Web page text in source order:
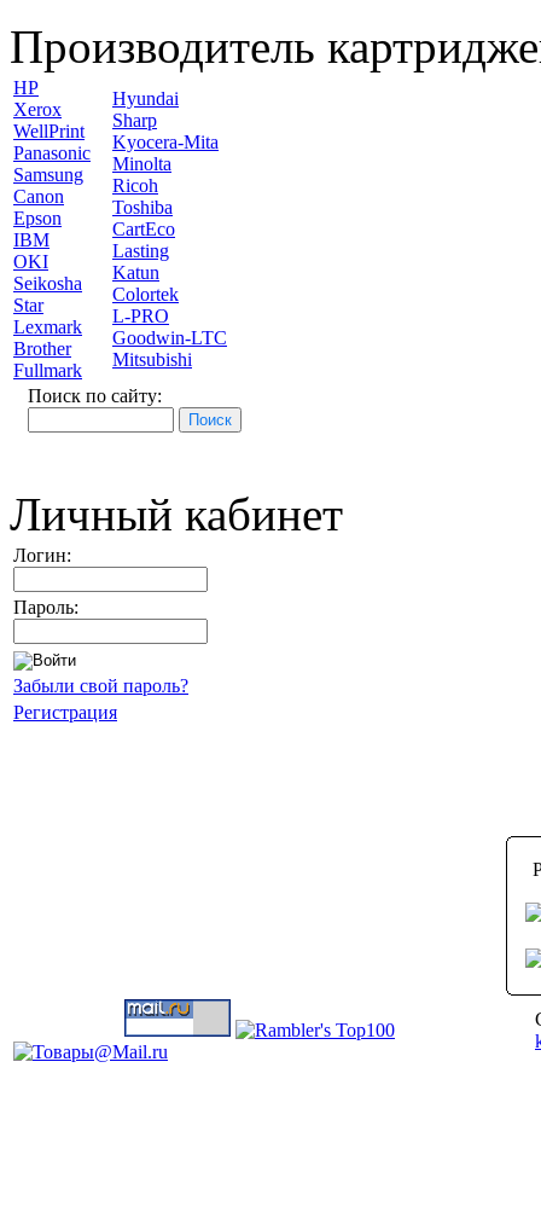
Производитель
HP
Xerox
WellPrint
Panasonic
Samsung
Canon
Epson
IBM
OKI
Seikosha
Star
Lexmark
Brother
Fullmark
Hyundai
Sharp
Kyocera-Mita
Minolta
Ricoh
Toshiba
CartEco
Lasting
Katun
Colortek
L-PRO
Goodwin-LTC
Mitsubishi
Поиск по сайту:
Личный кабинет
Логин:
Пароль:
Забыли свой пароль?
Регистрация